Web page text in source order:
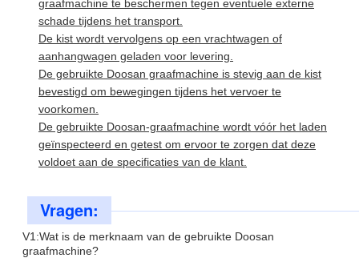
graafmachine te beschermen tegen eventuele externe
schade tijdens het transport.
De kist wordt vervolgens op een vrachtwagen of
aanhangwagen geladen voor levering.
De gebruikte Doosan graafmachine is stevig aan de kist
bevestigd om bewegingen tijdens het vervoer te
voorkomen.
De gebruikte Doosan-graafmachine wordt vóór het laden
geïnspecteerd en getest om ervoor te zorgen dat deze
voldoet aan de specificaties van de klant.
Vragen:
V1:Wat is de merknaam van de gebruikte Doosan
graafmachine?